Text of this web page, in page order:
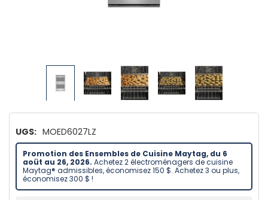
UGS: MOED6027LZ
Promotion des Ensembles de Cuisine Maytag, du 6
aoüt au 26, 2026. Achetez 2 électroménagers de cuisine
Maytag® admissibles, économisez 150 $. Achetez 3 ou plus,
économisez 300 $ !